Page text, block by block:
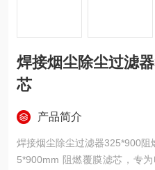
焊接烟尘除尘过滤
芯
产品简介
焊接烟尘除尘过滤器325*900
5*900mm 阻燃覆膜滤芯，专